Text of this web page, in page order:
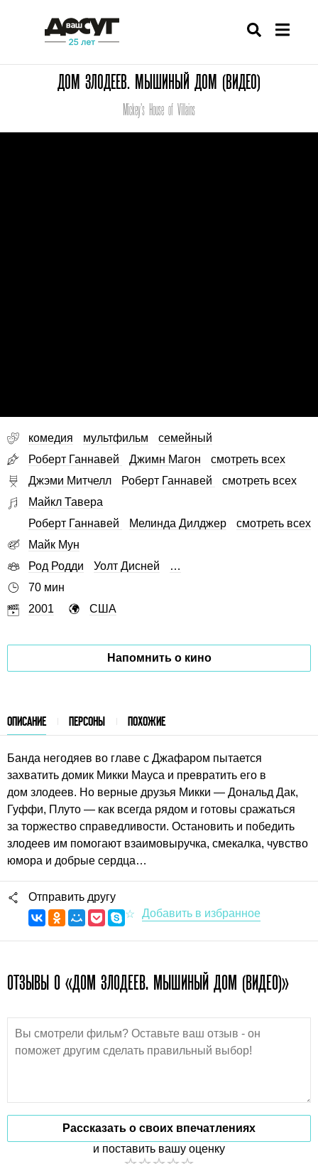
ДОМ ЗЛОДЕЕВ. МЫШИНЫЙ ДОМ (ВИДЕО)
Mickey's House of Villains
комедия мультфильм
семейный
Роберт Ганнавей
Джимн Магон
смотреть всех
Джэми Митчелл
Роберт Ганнавей
смотреть всех
Майкл Тавера
Роберт Ганнавей
Мелинда Дилджер
смотреть всех
Майк Мун
Род Родди
Уолт Дисней
…
70 мин
2001
США
Напомнить о кино
ОПИСАНИЕ ПЕРСОНЫ ПОХОЖИЕ
Банда негодяев во главе с Джафаром пытается
захватить домик Микки Мауса и превратить его в
дом злодеев. Но верные друзья Микки — Дональд Дак,
Гуффи, Плуто — как всегда рядом и готовы сражаться
за торжество справедливости. Остановить и победить
злодеев им помогают взаимовыручка, смекалка, чувство
юмора и добрые сердца…
Отправить другу
ОТЗЫВЫ О «ДОМ ЗЛОДЕЕВ. МЫШИНЫЙ ДОМ (ВИДЕО)»
Рассказать о своих впечатлениях
и поставить вашу оценку